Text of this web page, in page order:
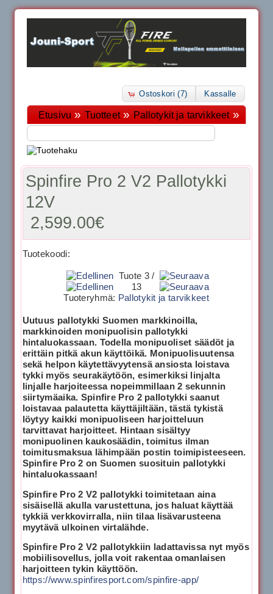
Ostoskori (7) Kassalle
Etusivu » Tuotteet» Pallotykit ja tarvikkeet»
Spinfire Pro 2 V2 Pallotykki
12V
2,599.00€
Tuotekoodi:
Tuote 3 /
13
Tuoteryhmä: Pallotykit ja tarvikkeet
Uutuus pallotykki Suomen markkinoilla,
markkinoiden monipuolisin pallotykki
hintaluokassaan. Todella monipuoliset säädöt ja
erittäin pitkä akun käyttöikä. Monipuolisuutensa
sekä helpon käytettävyytensä ansiosta loistava
tykki myös seurakäytöön, esimerkiksi linjalta
linjalle harjoiteessa nopeimmillaan 2 sekunnin
siirtymäaika. Spinfire Pro 2 pallotykki saanut
loistavaa palautetta käyttäjiltään, tästä tykistä
löytyy kaikki monipuoliseen harjoitteluun
tarvittavat harjoitteet. Hintaan sisältyy
monipuolinen kaukosäädin, toimitus ilman
toimitusmaksua lähimpään postin toimipisteeseen.
Spinfire Pro 2 on Suomen suosituin pallotykki
hintaluokassaan!
Spinfire Pro 2 V2 pallotykki toimitetaan aina
sisäisellä akulla varustettuna, jos haluat käyttää
tykkiä verkkovirralla, niin tilaa lisävarusteena
myytävä ulkoinen virtalähde.
Spinfire Pro 2 V2 pallotykkiin ladattavissa nyt myös
mobiilisovellus, jolla voit rakentaa omanlaisen
harjoitteen tykin käyttöön.
https://www.spinfiresport.com/spinfire-app/